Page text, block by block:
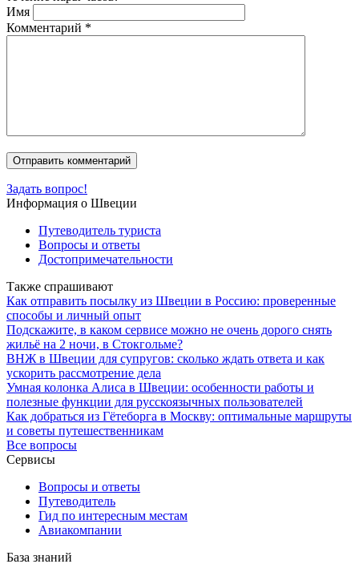
Имя
Комментарий *
Задать вопрос!
Информация о Швеции
Путеводитель туриста
Вопросы и ответы
Достопримечательности
Также спрашивают
Как отправить посылку из Швеции в Россию: проверенные
способы и личный опыт
Подскажите, в каком сервисе можно не очень дорого снять
жильё на 2 ночи, в Стокгольме?
ВНЖ в Швеции для супругов: сколько ждать ответа и как
ускорить рассмотрение дела
Умная колонка Алиса в Швеции: особенности работы и
полезные функции для русскоязычных пользователей
Как добраться из Гётеборга в Москву: оптимальные маршруты
и советы путешественникам
Все вопросы
Сервисы
Вопросы и ответы
Путеводитель
Гид по интересным местам
Авиакомпании
База знаний